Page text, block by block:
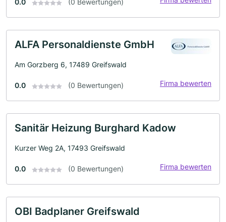
0.0 (0 Bewertungen)
ALFA Personaldienste GmbH
Am Gorzberg 6, 17489 Greifswald
0.0 (0 Bewertungen) Firma bewerten
Sanitär Heizung Burghard Kadow
Kurzer Weg 2A, 17493 Greifswald
0.0 (0 Bewertungen) Firma bewerten
OBI Badplaner Greifswald